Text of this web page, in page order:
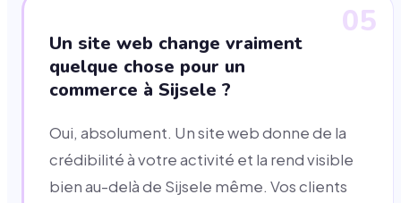
05
Un site web change vraiment
quelque chose pour un
commerce à Sijsele ?
Oui, absolument. Un site web donne de la
crédibilité à votre activité et la rend visible
bien au-delà de Sijsele même. Vos clients